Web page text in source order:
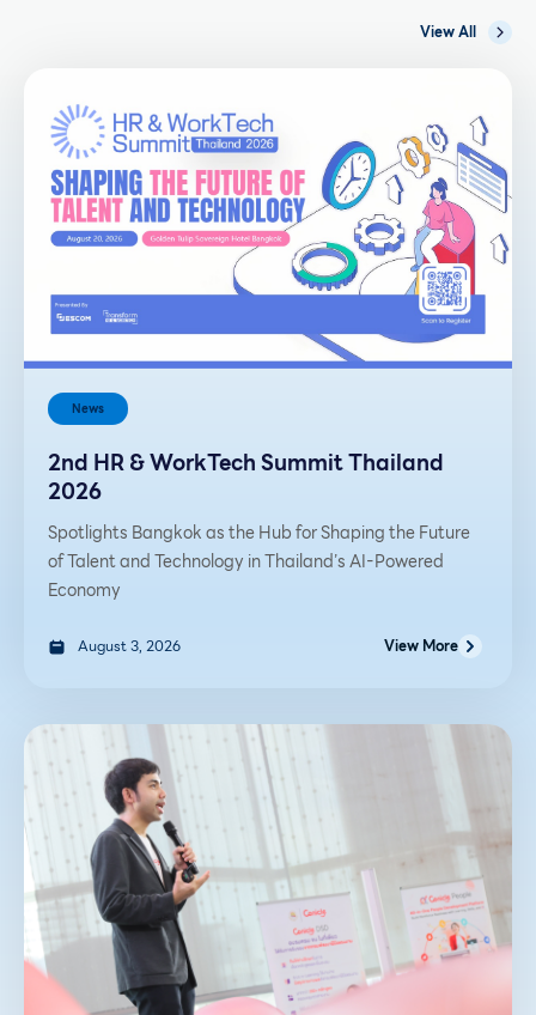
View All
News
2nd HR & WorkTech Summit Thailand
2026
Spotlights Bangkok as the Hub for Shaping the Future
of Talent and Technology in Thailand’s AI-Powered
Economy
August 3, 2026 View More